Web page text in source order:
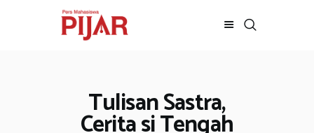
Tulisan Sastra,
BERITA
ADVERTORIAL